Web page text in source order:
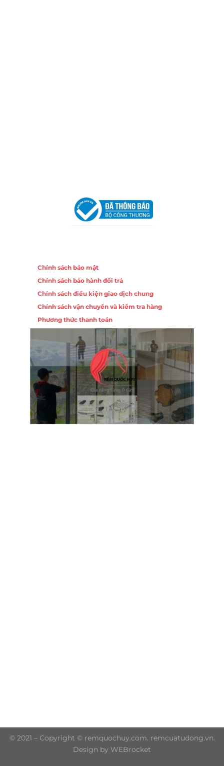
Chính sách bảo mật
Chính sách bảo hành đổi trả
Chính sách điều kiện giao dịch chung
Chính sách vận chuyển và kiểm tra hàng
Phương thức thanh toán
© 2021 – Copyright © remquochuy.com. remcuatudong.vn.
Design by WEBrocket